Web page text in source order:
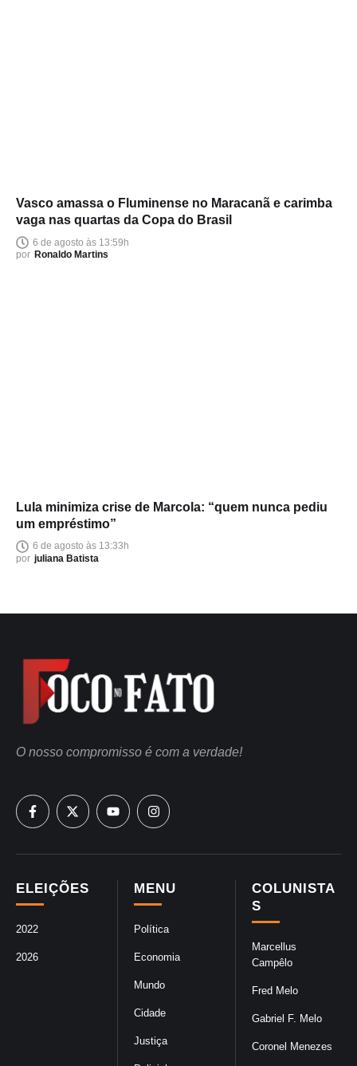
Vasco amassa o Fluminense no Maracanã e carimba
vaga nas quartas da Copa do Brasil
6 de agosto às 13:59h
por Ronaldo Martins
Lula minimiza crise de Marcola: “quem nunca pediu
um empréstimo”
6 de agosto às 13:33h
por juliana Batista
COLUNISTA
S
Marcellus
Campêlo
Fred Melo
Gabriel F. Melo
Coronel Menezes
MENU
Política
Economia
Mundo
Cidade
Justiça
ELEIÇÕES
2022
2026
O nosso compromisso é com a verdade!